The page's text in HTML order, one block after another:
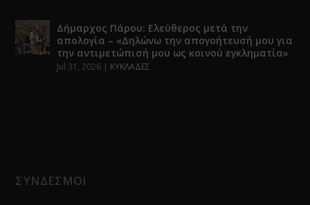
Δήμαρχος Πάρου: Ελεύθερος μετά την
απολογία – «Δηλώνω την απογοήτευσή μου για
την αντιμετώπισή μου ως κοινού εγκληματία»
Jul 31, 2026 | ΚΥΚΛΑΔΕΣ
ΣΥΝΔΕΣΜΟΙ